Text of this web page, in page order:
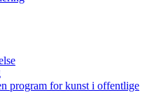
program for kunst i offentlige